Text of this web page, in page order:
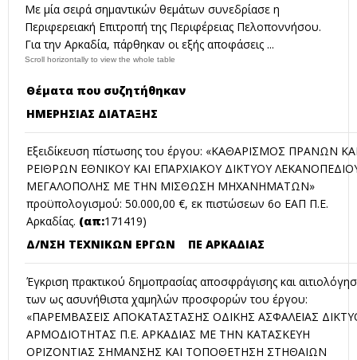
Με μία σειρά σημαντικών θεμάτων συνεδρίασε η
Περιφερειακή Επιτροπή της Περιφέρειας Πελοποννήσου.
Για την Αρκαδία, πάρθηκαν οι εξής αποφάσεις ...
Θέματα που συζητήθηκαν
ΗΜΕΡΗΣΙΑΣ ΔΙΑΤΑΞΗΣ
Εξειδίκευση πίστωσης του έργου: «ΚΑΘΑΡΙΣΜΟΣ ΠΡΑΝΩΝ
ΡΕΙΘΡΩΝ ΕΘΝΙΚΟΥ ΚΑΙ ΕΠΑΡΧΙΑΚΟΥ ΔΙΚΤΥΟΥ
ΜΕΓΑΛΟΠΟΛΗΣ ΜΕ ΤΗΝ ΜΙΣΘΩΣΗ ΜΗΧΑΝΗΜΑΤΩΝ»
προϋπολογισμού: 50.000,00 €, εκ πιστώσεων 6ο ΕΑΠ Π.Ε.
Αρκαδίας. (απ:171419)
Δ/ΝΣΗ ΤΕΧΝΙΚΩΝ ΕΡΓΩΝ ΠΕ ΑΡΚΑΔΙΑΣ
Έγκριση πρακτικού δημοπρασίας αποσφράγισης και
των ως ασυνήθιστα χαμηλών προσφορών του έργου:
«ΠΑΡΕΜΒΑΣΕΙΣ ΑΠΟΚΑΤΑΣΤΑΣΗΣ ΟΔΙΚΗΣ ΑΣΦΑΛΕΙΑΣ
ΑΡΜΟΔΙΟΤΗΤΑΣ Π.Ε. ΑΡΚΑΔΙΑΣ ΜΕ ΤΗΝ ΚΑΤΑΣΚΕΥΗ
ΟΡΙΖΟΝΤΙΑΣ ΣΗΜΑΝΣΗΣ ΚΑΙ ΤΟΠΟΘΕΤΗΣΗ ΣΤΗΘΑΙΩΝ